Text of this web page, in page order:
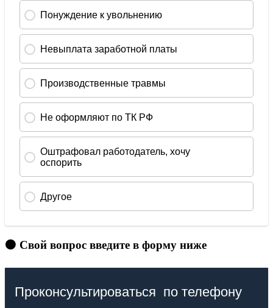
🟠 Свой вопрос введите в форму ниже